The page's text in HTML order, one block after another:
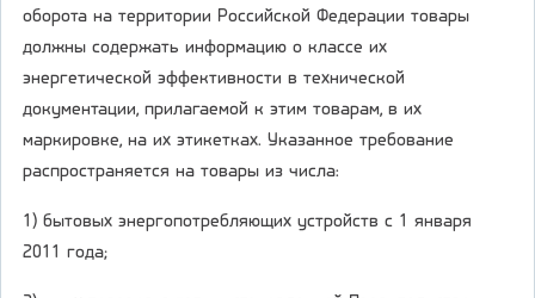
оборота на территории Российской Федерации товары
должны содержать информацию о классе их
энергетической эффективности в технической
документации, прилагаемой к этим товарам, в их
маркировке, на их этикетках. Указанное требование
распространяется на товары из числа:
1) бытовых энергопотребляющих устройств с 1 января
2011 года;